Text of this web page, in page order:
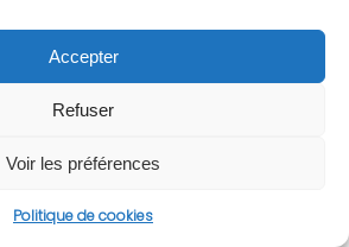
Accepter
Refuser
Voir les préférences
Politique de cookies